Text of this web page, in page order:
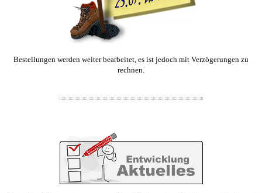
Bestellungen werden weiter bearbeitet, es ist jedoch mit Verzögerungen zu
rechnen.